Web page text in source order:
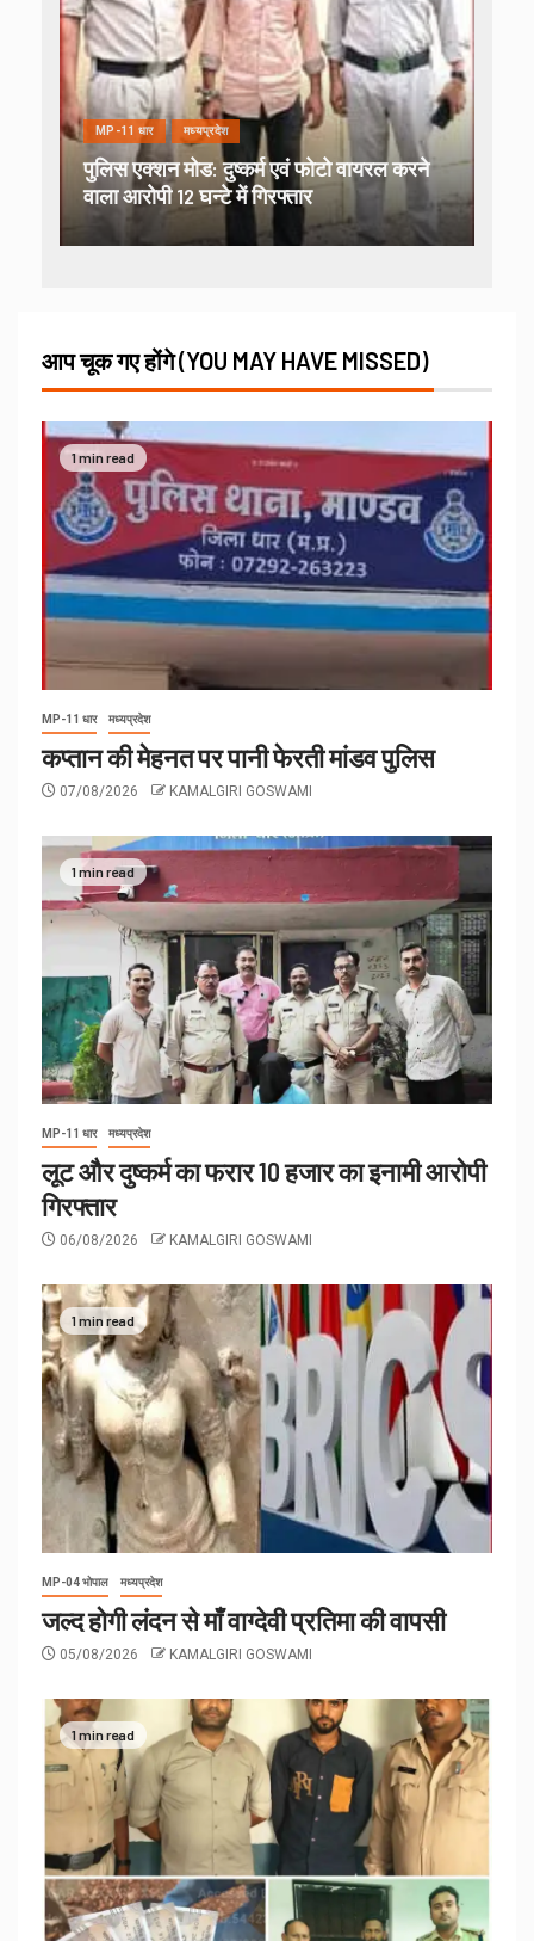
MP-11 धार मध्यप्रदेश
पुलिस एक्शन मोड: दुष्कर्म एवं फोटो वायरल करने
वाला आरोपी 12 घन्टे में गिरफ्तार
आप चूक गए होंगे (YOU MAY HAVE MISSED)
1 min read
MP-11 धार मध्यप्रदेश
कप्तान की मेहनत पर पानी फेरती मांडव पुलिस
07/08/2026 KAMALGIRI GOSWAMI
1 min read
MP-11 धार मध्यप्रदेश
लूट और दुष्कर्म का फरार 10 हजार का इनामी आरोपी
गिरफ्तार
06/08/2026 KAMALGIRI GOSWAMI
1 min read
MP-04 भोपाल मध्यप्रदेश
जल्द होगी लंदन से माँ वाग्देवी प्रतिमा की वापसी
05/08/2026 KAMALGIRI GOSWAMI
1 min read